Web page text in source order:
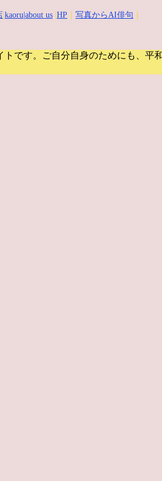
kaoru |about us HP 写真からAI俳句
です。
ご自分自身のためにも、平